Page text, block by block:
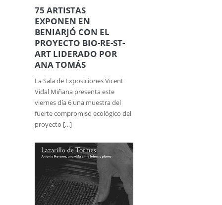
75 ARTISTAS
EXPONEN EN
BENIARJÓ CON EL
PROYECTO BIO-RE-ST-
ART LIDERADO POR
ANA TOMÁS
La Sala de Exposiciones Vicent
Vidal Miñana presenta este
viernes día 6 una muestra del
fuerte compromiso ecológico del
proyecto […]